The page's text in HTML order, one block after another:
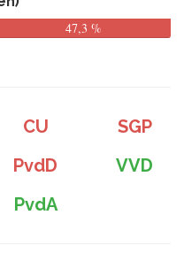
47,3 %
CU
SGP
PvdD
VVD
PvdA